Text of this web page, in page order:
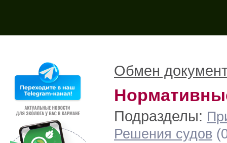
Обмен
Подразделы:
Решения судов